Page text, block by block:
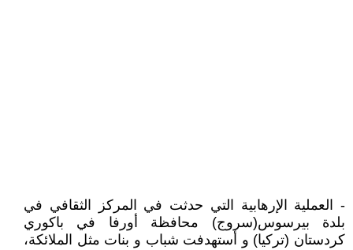
- العملية الإرهابية التي حدثت في المركز الثقافي في
بلدة بيرسوس(سروج) محافظة أورفا في باكوري
كردستان (تركيا) و أستهدفت شباب و بنات مثل الملائكة،